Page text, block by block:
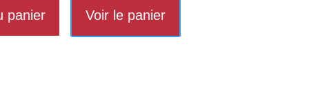
panier Voir le panier